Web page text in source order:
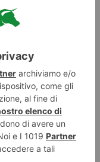
del pubblico,